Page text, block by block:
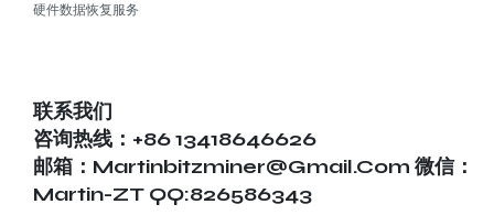
硬件数据恢复服务
联系我们
咨询热线：+86 13418646626
邮箱：martinbitzminer@gmail.com 微信：
Martin-ZT QQ:826586343